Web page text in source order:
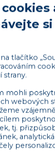
nákladů
.
mít
si
tlačítko
strany.
mohli
webových
cílem
tj.